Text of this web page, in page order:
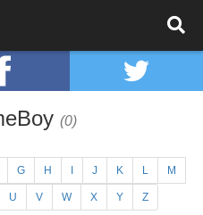
(0)
G H J K L M
U V W X Y Z